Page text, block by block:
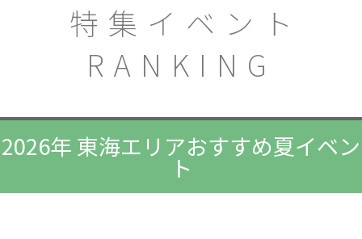
特集イベント
RANKING
2026年 東海エリアおすすめ夏イベン
ト